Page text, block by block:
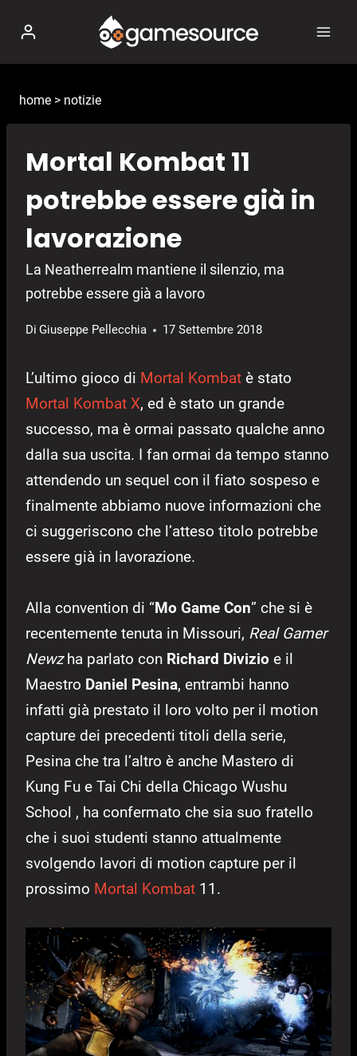
contenuto
home > notizie
Mortal Kombat 11
potrebbe essere già in
lavorazione
La Neatherrealm mantiene il silenzio, ma
potrebbe essere già a lavoro
Di Giuseppe Pellecchia 17 Settembre 2018
L’ultimo gioco di Mortal Kombat è stato
Mortal Kombat X, ed è stato un grande
successo, ma è ormai passato qualche anno
dalla sua uscita. I fan ormai da tempo stanno
attendendo un sequel con il fiato sospeso e
finalmente abbiamo nuove informazioni che
ci suggeriscono che l’atteso titolo potrebbe
essere già in lavorazione.
Alla convention di “Mo Game Con” che si è
recentemente tenuta in Missouri, Real Gamer
Newzha parlato con Richard Divizio e il
Maestro Daniel Pesina, entrambi hanno
infatti già prestato il loro volto per il motion
capture dei precedenti titoli della serie,
Pesina che tra l’altro è anche Mastero di
Kung Fu e Tai Chi della Chicago Wushu
School , ha confermato che sia suo fratello
che i suoi studenti stanno attualmente
svolgendo lavori di motion capture per il
prossimo Mortal Kombat 11.